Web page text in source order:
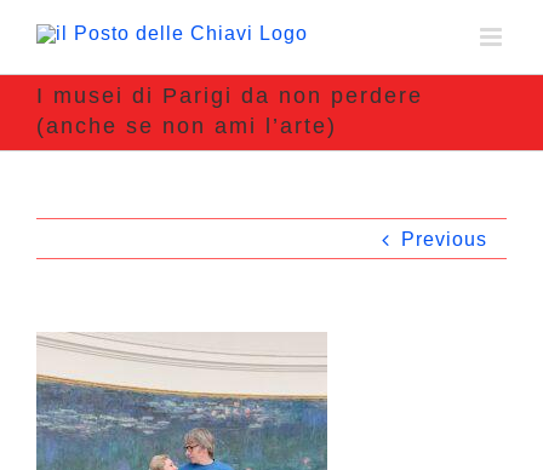
I musei di Parigi da non perdere
(anche se non ami l’arte)
Previous